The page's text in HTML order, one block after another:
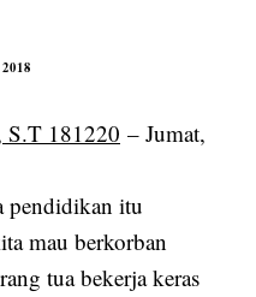
S.T 181220 – Jumat,
pendidikan itu
mau berkorban
tua bekerja keras